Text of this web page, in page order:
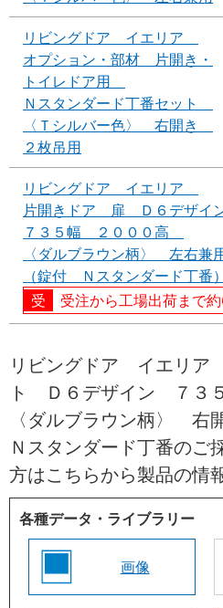
リビングドア イエリア
オプション・部材 片開き・
トイレドア用
Ｎスタンダード丁番セット
〈Ｔシルバー色〉 右開き
２枚吊用
リビングドア イエリア
片開きドア 扉 Ｄ６デザイ
７３５幅 ２０００高
〈ダルブラウン柄〉 左右兼
（錠付 Ｎスタンダード丁番
受注から工場出荷まで
リビングドア イエリ
ト Ｄ６デザイン ７３
〈ダルブラウン柄〉
Ｎスタンダード丁番のご
方はこちらから製品の情
各種データ・ライブラリー
画像